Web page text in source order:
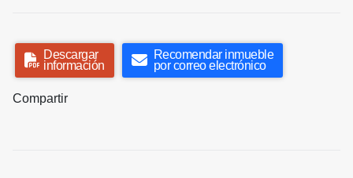
Descargar
información
Recomendar inmueble
por correo electrónico
Compartir